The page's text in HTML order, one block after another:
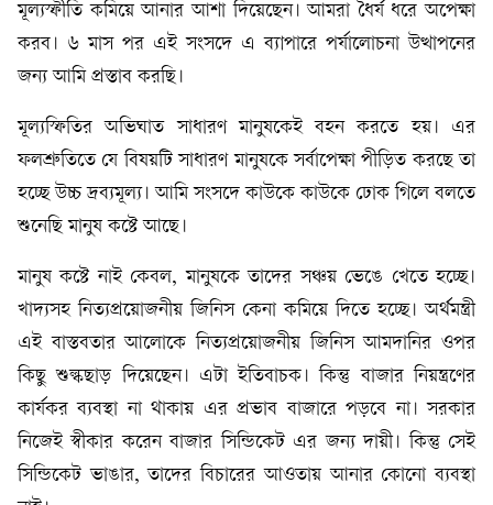
মূল্যস্ফীতি কমিয়ে আনার আশা দিয়েছেন। আমরা ধৈর্য ধরে অপেক্ষা
করব। ৬ মাস পর এই সংসদে এ ব্যাপারে পর্যালোচনা উত্থাপনের
জন্য আমি প্রস্তাব করছি।
মূল্যস্ফিতির অভিঘাত সাধারণ মানুষকেই বহন করতে হয়। এর
ফলশ্রুতিতে যে বিষয়টি সাধারণ মানুষকে সর্বাপেক্ষা পীড়িত করছে তা
হচ্ছে উচ্চ দ্রব্যমূল্য। আমি সংসদে কাউকে কাউকে ঢোক গিলে বলতে
শুনেছি মানুষ কষ্টে আছে।
মানুষ কষ্টে নাই কেবল, মানুষকে তাদের সঞ্চয় ভেঙে খেতে হচ্ছে।
খাদ্যসহ নিত্যপ্রয়োজনীয় জিনিস কেনা কমিয়ে দিতে হচ্ছে। অর্থমন্ত্রী
এই বাস্তবতার আলোকে নিত্যপ্রয়োজনীয় জিনিস আমদানির ওপর
কিছু শুল্কছাড় দিয়েছেন। এটা ইতিবাচক। কিন্তু বাজার নিয়ন্ত্রণের
কার্যকর ব্যবস্থা না থাকায় এর প্রভাব বাজারে পড়বে না। সরকার
নিজেই স্বীকার করেন বাজার সিন্ডিকেট এর জন্য দায়ী। কিন্তু সেই
সিন্ডিকেট ভাঙার, তাদের বিচারের আওতায় আনার কোনো ব্যবস্থা